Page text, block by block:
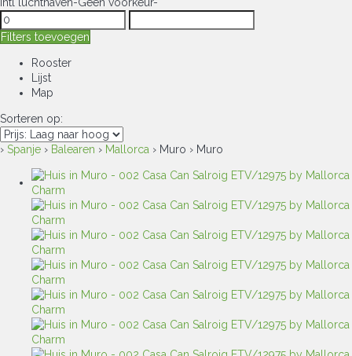
Filters toevoegen
Rooster
Lijst
Map
Sorteren op:
› Spanje › Balearen › Mallorca › Muro › Muro